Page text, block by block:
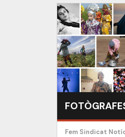
Fem Sindicat